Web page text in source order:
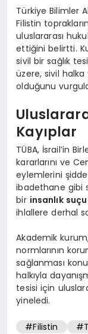
Türkiye Bilimler
Filistin
uluslararası
ettiğini belirtti.
sivil bir sağlık
üzere, sivil halka
olduğunu
Kayıplar
TÜBA, İsrail’in
kararlarını ve
eylemlerini
ibadethane gibi
bir insanlık suçu
ihlallere derhal
Akademik
normlarının
sağlanması
halkıyla
tesisi için
yineledi.
#Filistin